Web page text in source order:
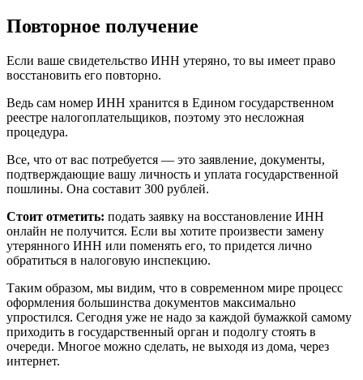
Повторное получение
Если ваше свидетельство ИНН утеряно, то вы имеет право
восстановить его повторно.
Ведь сам номер ИНН хранится в Едином государственном
реестре налогоплательщиков, поэтому это несложная
процедура.
Все, что от вас потребуется — это заявление, документы,
подтверждающие вашу личность и уплата государственной
пошлины. Она составит 300 рублей.
Стоит отметить: подать заявку на восстановление ИНН
онлайн не получится. Если вы хотите произвести замену
утерянного ИНН или поменять его, то придется лично
обратиться в налоговую инспекцию.
Таким образом, мы видим, что в современном мире процесс
оформления большинства документов максимально
упростился. Сегодня уже не надо за каждой бумажкой самому
приходить в государственный орган и подолгу стоять в
очереди. Многое можно сделать, не выходя из дома, через
интернет.